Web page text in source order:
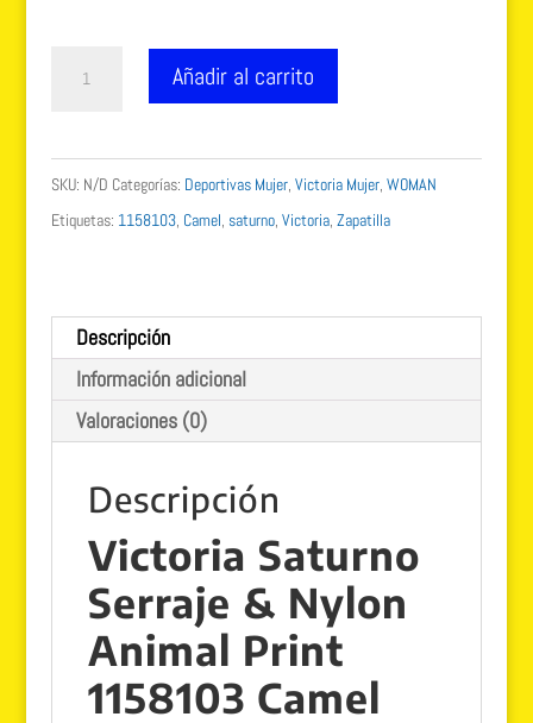
1158103
camel
cantidad
Añadir al carrito
SKU: N/D Categorías: Deportivas Mujer, Victoria Mujer, WOMAN
Etiquetas: 1158103, Camel, saturno, Victoria, Zapatilla
Descripción
Información adicional
Valoraciones (0)
Descripción
Victoria Saturno
Serraje & Nylon
Animal Print
1158103 Camel